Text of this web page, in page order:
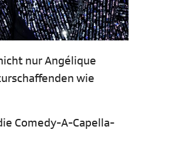
nur Angélique
wie
Comedy-A-Capella-